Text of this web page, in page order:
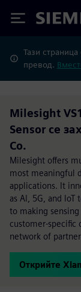
Siemens
Тази
превод.
Milesight
Sensor се
Co.
Milesight offers
most meaningful
applications. It
as Al, 5G, and
to making
customer-specific
network of
Открийте